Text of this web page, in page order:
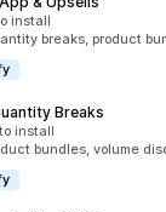
install
breaks, product
Breaks
install
bundles, volume